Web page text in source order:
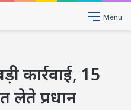
Menu
कार्रवाई, 15
लेते प्रधान